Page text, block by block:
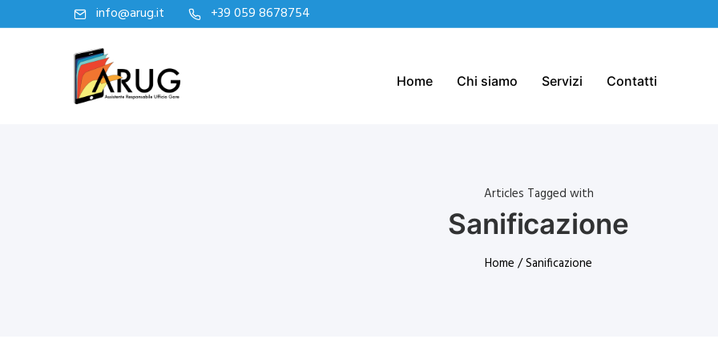
info@arug.it +39 059 8678754
Home Chi siamo Servizi Contatti
Articles Tagged with
Sanificazione
Home / Sanificazione